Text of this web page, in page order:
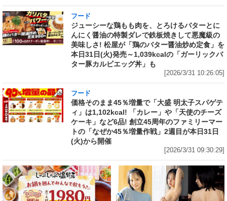
フード
ジューシーな鶏もも肉を、とろけるバターとに
んにく醤油の特製ダレで鉄板焼きして悪魔級の
美味しさ! 松屋が「鶏のバター醤油炒め定食」を
本日31日(火)発売～1,039kcalの「ガーリックバ
ター豚カルビエッグ丼」も
[2026/3/31 10:26:05]
フード
価格そのまま45％増量で「大盛 明太子スパゲテ
ィ」は1,102kcal! 「カレー」や「天使のチーズ
ケーキ」など6品! 創立45周年のファミリーマー
トの「なぜか45％増量作戦」2週目が本日31日
(火)から開催
[2026/3/31 09:30:29]